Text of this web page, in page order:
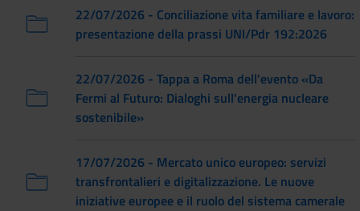
22/07/2026 - Conciliazione vita familiare e lavoro:
presentazione della prassi UNI/Pdr 192:2026
22/07/2026 - Tappa a Roma dell'evento «Da
Fermi al Futuro: Dialoghi sull'energia nucleare
sostenibile»
17/07/2026 - Mercato unico europeo: servizi
transfrontalieri e digitalizzazione. Le nuove
iniziative europee e il ruolo del sistema camerale